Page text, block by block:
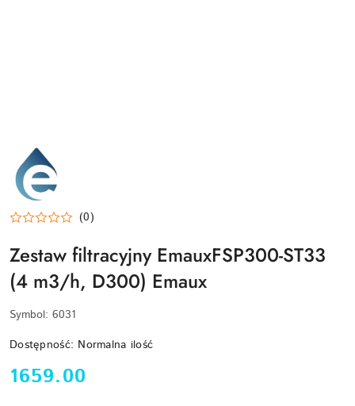
EMAUX-
LOGO
(0)
Zestaw filtracyjny EmauxFSP300-ST33
(4 m3/h, D300) Emaux
Symbol: 6031
Dostępność: Normalna ilość
cena:
1659.00